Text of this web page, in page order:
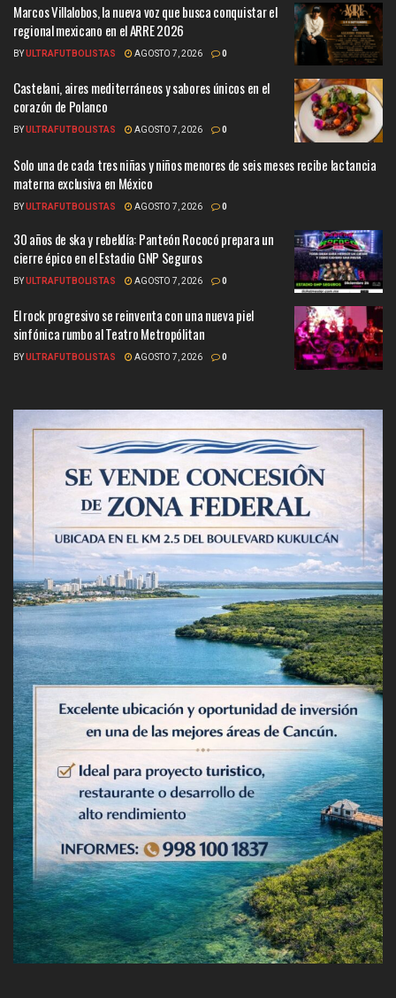
Marcos Villalobos, la nueva voz que busca conquistar el
regional mexicano en el ARRE 2026
BYULTRAFUTBOLISTAS AGOSTO 7, 2026 0
Castelani, aires mediterráneos y sabores únicos en el
corazón de Polanco
BYULTRAFUTBOLISTAS AGOSTO 7, 2026 0
Solo una de cada tres niñas y niños menores de seis meses recibe lactancia
materna exclusiva en México
BYULTRAFUTBOLISTAS AGOSTO 7, 2026 0
30 años de ska y rebeldía: Panteón Rococó prepara un
cierre épico en el Estadio GNP Seguros
BYULTRAFUTBOLISTAS AGOSTO 7, 2026 0
El rock progresivo se reinventa con una nueva piel
sinfónica rumbo al Teatro Metropólitan
BYULTRAFUTBOLISTAS AGOSTO 7, 2026 0